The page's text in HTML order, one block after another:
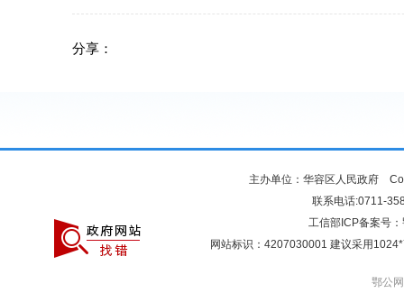
分享：
主办单位：华容区人民政府
联系电话:0711-
工信部ICP备案号：
网站标识：4207030001 建议采用
鄂公